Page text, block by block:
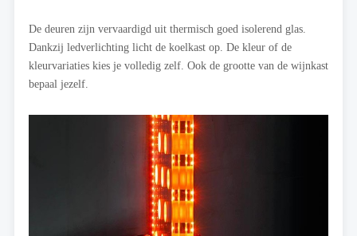
De deuren zijn vervaardigd uit thermisch goed isolerend glas.
Dankzij ledverlichting licht de koelkast op. De kleur of de
kleurvariaties kies je volledig zelf. Ook de grootte van de wijnkast
bepaal jezelf.